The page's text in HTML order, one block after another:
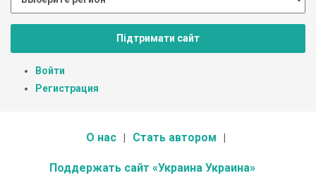
Підтримати сайт
Войти
Регистрация
О нас Стать автором
Поддержать сайт «Украина Украина»